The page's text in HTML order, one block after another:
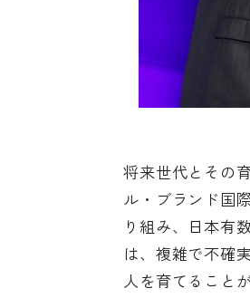
将来世代とその
ル・ブランド国
り組み、日本有
は、複雑で不確
人を育てること